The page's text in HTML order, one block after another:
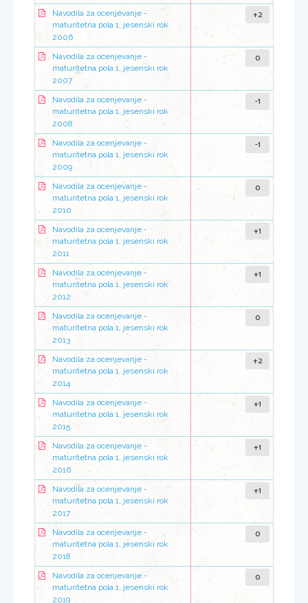
Navodila za ocenjevanje -
maturitetna pola 1, jesenski rok
2006
+2
Navodila za ocenjevanje -
maturitetna pola 1, jesenski rok
2007
0
Navodila za ocenjevanje -
maturitetna pola 1, jesenski rok
2008
-1
Navodila za ocenjevanje -
maturitetna pola 1, jesenski rok
2009
-1
Navodila za ocenjevanje -
maturitetna pola 1, jesenski rok
2010
0
Navodila za ocenjevanje -
maturitetna pola 1, jesenski rok
2011
+1
Navodila za ocenjevanje -
maturitetna pola 1, jesenski rok
2012
+1
Navodila za ocenjevanje -
maturitetna pola 1, jesenski rok
2013
0
Navodila za ocenjevanje -
maturitetna pola 1, jesenski rok
2014
+2
Navodila za ocenjevanje -
maturitetna pola 1, jesenski rok
2015
+1
Navodila za ocenjevanje -
maturitetna pola 1, jesenski rok
2016
+1
Navodila za ocenjevanje -
maturitetna pola 1, jesenski rok
2017
+1
Navodila za ocenjevanje -
maturitetna pola 1, jesenski rok
2018
0
Navodila za ocenjevanje -
maturitetna pola 1, jesenski rok
2019
0